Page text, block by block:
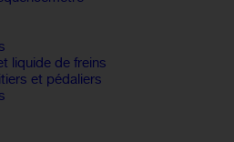
liquide de freins
et pédaliers